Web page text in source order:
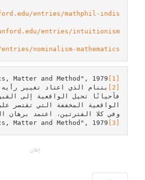
entries/mathphil-indis/
entries/intuitionism/
nominalism-mathematics/
Matter and Method", 1979.
وفي كلا الفترتين، اعتمد برهان
Matter and Method", 1979.
إعلان